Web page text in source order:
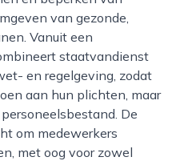
van gezonde,
Vanuit een
staatvandienst
en regelgeving, zodat
aan hun plichten, maar
De
om medewerkers
met oog voor zowel